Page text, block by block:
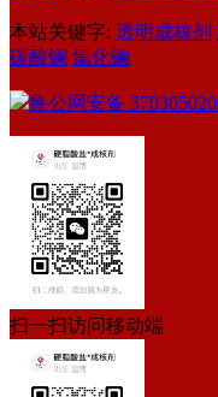
本站关键字: 透明成核剂
碳酸镧 氯化镧
鲁公网安备
扫一扫访问移动端